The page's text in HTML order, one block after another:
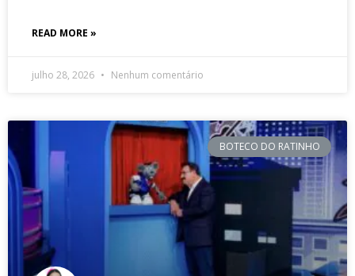
READ MORE »
julho 28, 2026 Nenhum comentário
BOTECO DO RATINHO